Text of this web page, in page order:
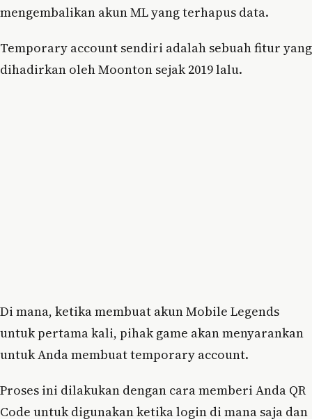
mengembalikan akun ML yang terhapus data.
Temporary account sendiri adalah sebuah fitur yang
dihadirkan oleh Moonton sejak 2019 lalu.
Di mana, ketika membuat akun Mobile Legends
untuk pertama kali, pihak game akan menyarankan
untuk Anda membuat temporary account.
Proses ini dilakukan dengan cara memberi Anda QR
Code untuk digunakan ketika login di mana saja dan